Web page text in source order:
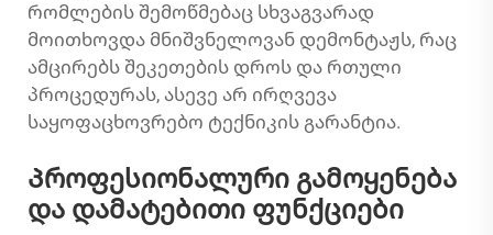
რომლების შემოწმებაც სხვაგვარად
მოითხოვდა მნიშვნელოვან დემონტაჟს, რაც
ამცირებს შეკეთების დროს და რთული
პროცედურას, ასევე არ ირღვევა
საყოფაცხოვრებო ტექნიკის გარანტია.
Პროფესიონალური გამოყენება
და დამატებითი ფუნქციები